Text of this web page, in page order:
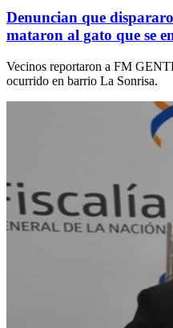
Denuncian que
mataron al gato que se
Vecinos reportaron a FM
ocurrido en barrio La Sonrisa.